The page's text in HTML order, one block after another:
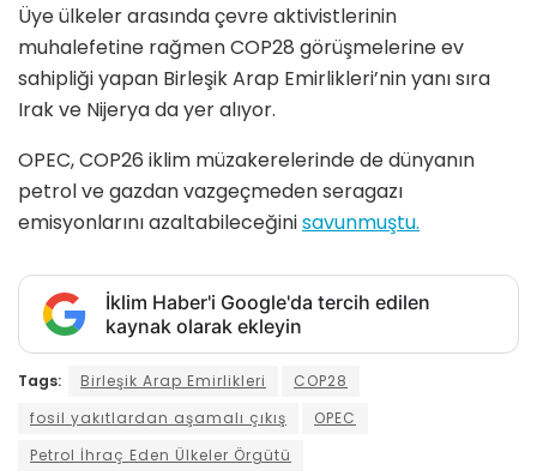
Üye ülkeler arasında çevre aktivistlerinin
muhalefetine rağmen COP28 görüşmelerine ev
sahipliği yapan Birleşik Arap Emirlikleri’nin yanı sıra
Irak ve Nijerya da yer alıyor.
OPEC, COP26 iklim müzakerelerinde de dünyanın
petrol ve gazdan vazgeçmeden seragazı
emisyonlarını azaltabileceğinisavunmuştu.
İklim Haber'i Google'da tercih edilen
kaynak olarak ekleyin
Tags: Birleşik Arap Emirlikleri
COP28
fosil yakıtlardan aşamalı çıkış
OPEC
Petrol İhraç Eden Ülkeler Örgütü